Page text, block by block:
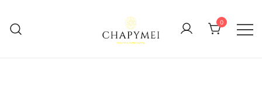
content
0